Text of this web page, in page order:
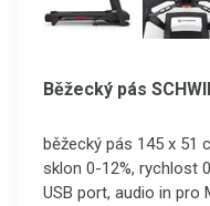
Běžecký pás
běžecký pás 145 x 51
sklon 0-12%, rychlost
USB port, audio in pro